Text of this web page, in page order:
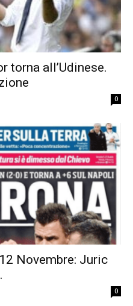
torna all’Udinese.
0
Novembre: Juric
0